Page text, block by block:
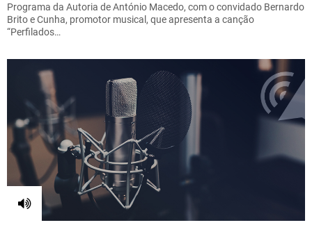
Programa da Autoria de António Macedo, com o convidado Bernardo
Brito e Cunha, promotor musical, que apresenta a canção
“Perfilados…